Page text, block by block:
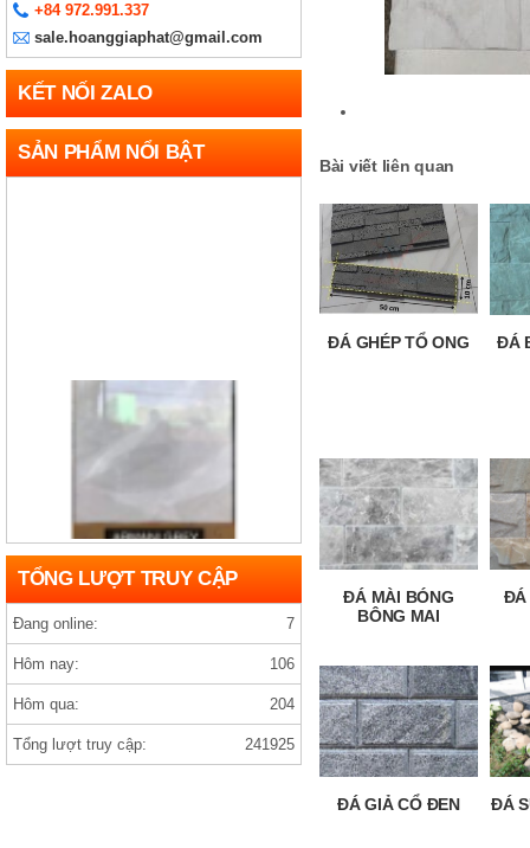
+84 972.991.337
sale.hoanggiaphat@gmail.com
KẾT NỐI ZALO
SẢN PHẨM NỔI BẬT
Gạch india D1200×1200 ARMANY GREY
Gạch india 1000×1000 ANVI BIANCO
TỔNG LƯỢT TRUY CẬP
Đang online: 7
Hôm nay: 106
Hôm qua: 204
Tổng lượt truy cập: 241925
Bài viết liên quan
ĐÁ GHÉP TỔ ONG ĐÁ
ĐÁ MÀI BÓNG
BÔNG MAI
ĐÁ
ĐÁ GIẢ CỔ ĐEN ĐÁ